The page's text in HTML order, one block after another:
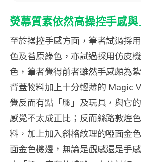
熒幕質素依然高操控手感
至於操控手感方面，筆者試過採
色及苔原綠色，亦試過採用仿皮
色，筆者覺得前者雖然手感頗為
背蓋物料加上十分輕薄的 Magic
覺反而有點「膠」及玩具，與它
感覺不太成正比；反而絲路敦煌
料，加上加入斜格紋理的啞面金
面金色機邊，無論是觀感還是手